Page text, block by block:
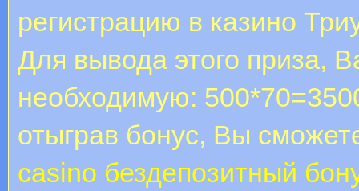
регистрацию в казино
Для вывода этого приза,
необходимую:
отыграв бонус, Вы
casino бездепозитный